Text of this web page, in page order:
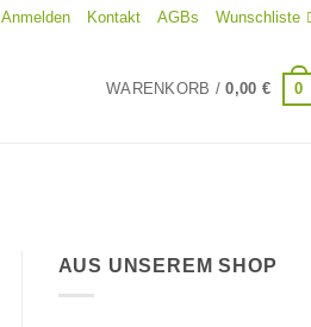
Anmelden Kontakt AGBs Wunschliste
WARENKORB /0,00 € 0
AUS UNSEREM SHOP